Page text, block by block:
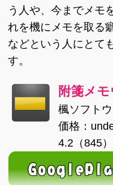
う人や、今までメモ
れを機にメモを取る
などという人にとて
す。
附箋メ
楓ソフト
価格：
4.2（845）